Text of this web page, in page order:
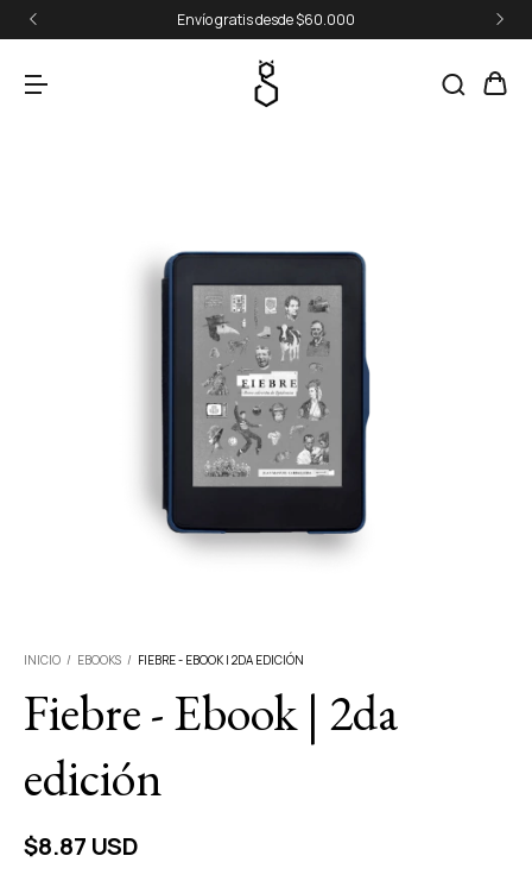
Envío gratis desde $60.000
INICIO / EBOOKS / FIEBRE - EBOOK | 2DA EDICIÓN
Fiebre - Ebook | 2da
edición
$8.87 USD